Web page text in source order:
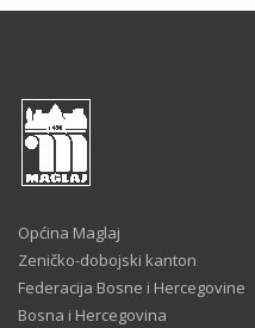
Općina Maglaj
Zeničko-dobojski kanton
Federacija Bosne i Hercegovine
Bosna i Hercegovina